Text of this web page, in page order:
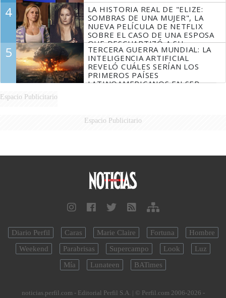
4
LA HISTORIA REAL DE "ELIZE:
SOMBRAS DE UNA MUJER", LA
NUEVA PELÍCULA DE NETFLIX
SOBRE EL CASO DE UNA ESPOSA
QUE DESCUARTIZÓ A SU
MARIDO
5
TERCERA GUERRA MUNDIAL: LA
INTELIGENCIA ARTIFICIAL
REVELÓ CUÁLES SERÍAN LOS
PRIMEROS PAÍSES
LATINOAMERICANOS EN SER
Espacio Publicitario
Espacio Publicitario
Diario Perfil Caras Marie Claire Fortuna
Hombre
Weekend
Parabrisas Supercampo Look
Luz
Mía
Lunateen BATimes
noticias.perfil.com - Editorial Perfil S.A. | © Perfil.com 2006-2026 -